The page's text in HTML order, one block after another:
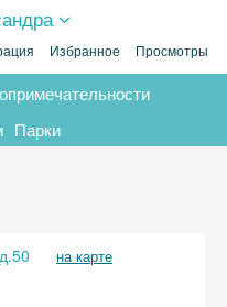
Избранное Просмотры
Парки
на карте